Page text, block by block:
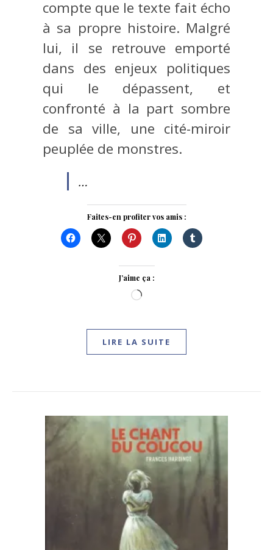
compte que le texte fait écho
à sa propre histoire. Malgré
lui, il se retrouve emporté
dans des enjeux politiques
qui le dépassent, et
confronté à la part sombre
de sa ville, une cité-miroir
peuplée de monstres.
…
Faites-en profiter vos amis :
J’aime ça :
Chargement…
LIRE LA SUITE